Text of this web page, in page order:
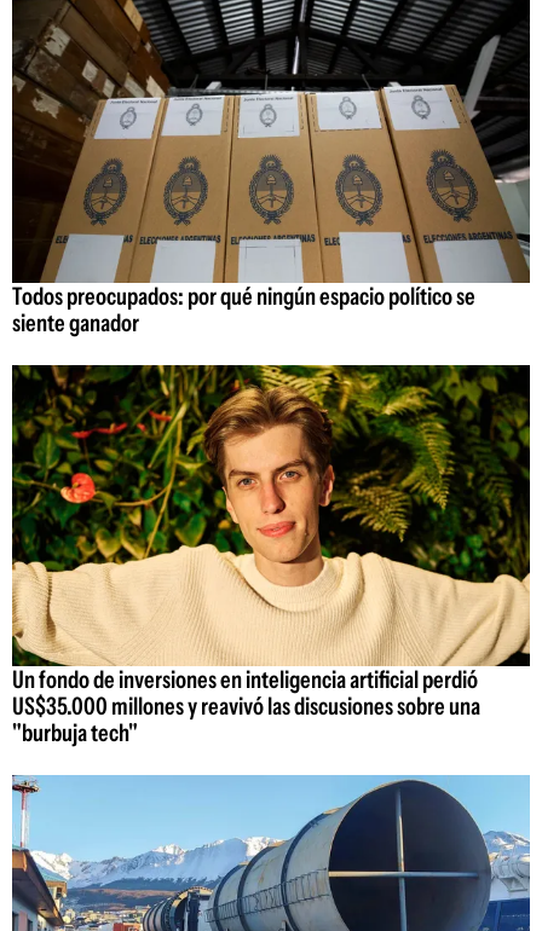
Todos preocupados: por qué ningún espacio político se
siente ganador
Un fondo de inversiones en inteligencia artificial perdió
US$35.000 millones y reavivó las discusiones sobre una
"burbuja tech"